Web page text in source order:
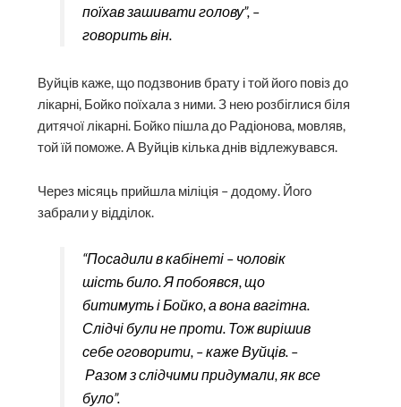
поїхав зашивати голову”, –
говорить він.
Вуйців каже, що подзвонив брату і той його повіз до
лікарні, Бойко поїхала з ними. З нею розбіглися біля
дитячої лікарні. Бойко пішла до Радіонова, мовляв,
той їй поможе. А Вуйців кілька днів відлежувався.
Через місяць прийшла міліція – додому. Його
забрали у відділок.
“Посадили в кабінеті – чоловік
шість било. Я побоявся, що
битимуть і Бойко, а вона вагітна.
Слідчі були не проти. Тож вирішив
себе оговорити, – каже Вуйців. –
Разом з слідчими придумали, як все
було”.